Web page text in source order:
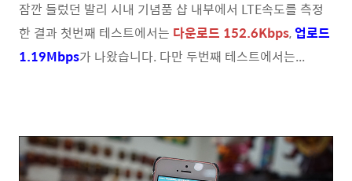
잠깐 들렀던 발리 시내 기념품 샵 내부에서 LTE속도를 측정
한 결과 첫번째 테스트에서는 다운로드 152.6Kbps,업로드
1.19Mbps가 나왔습니다. 다만 두번째 테스트에서는...